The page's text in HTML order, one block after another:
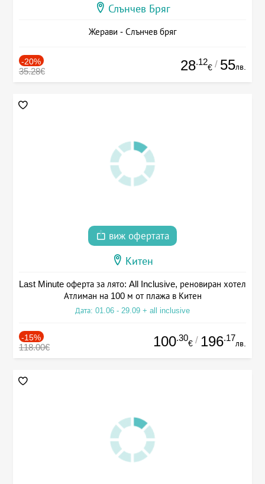
Слънчев Бряг
Жерави - Слънчев бряг
-20%
35.28€ 28.12
€ / 55лв.
виж офертата
Китен
Last Minute оферта за лято: All Inclusive, реновиран хотел
Атлиман на 100 м от плажа в Китен
Дата: 01.06 - 29.09 + all inclusive
-15%
118.00€ 100.30
€ / 196.17
лв.